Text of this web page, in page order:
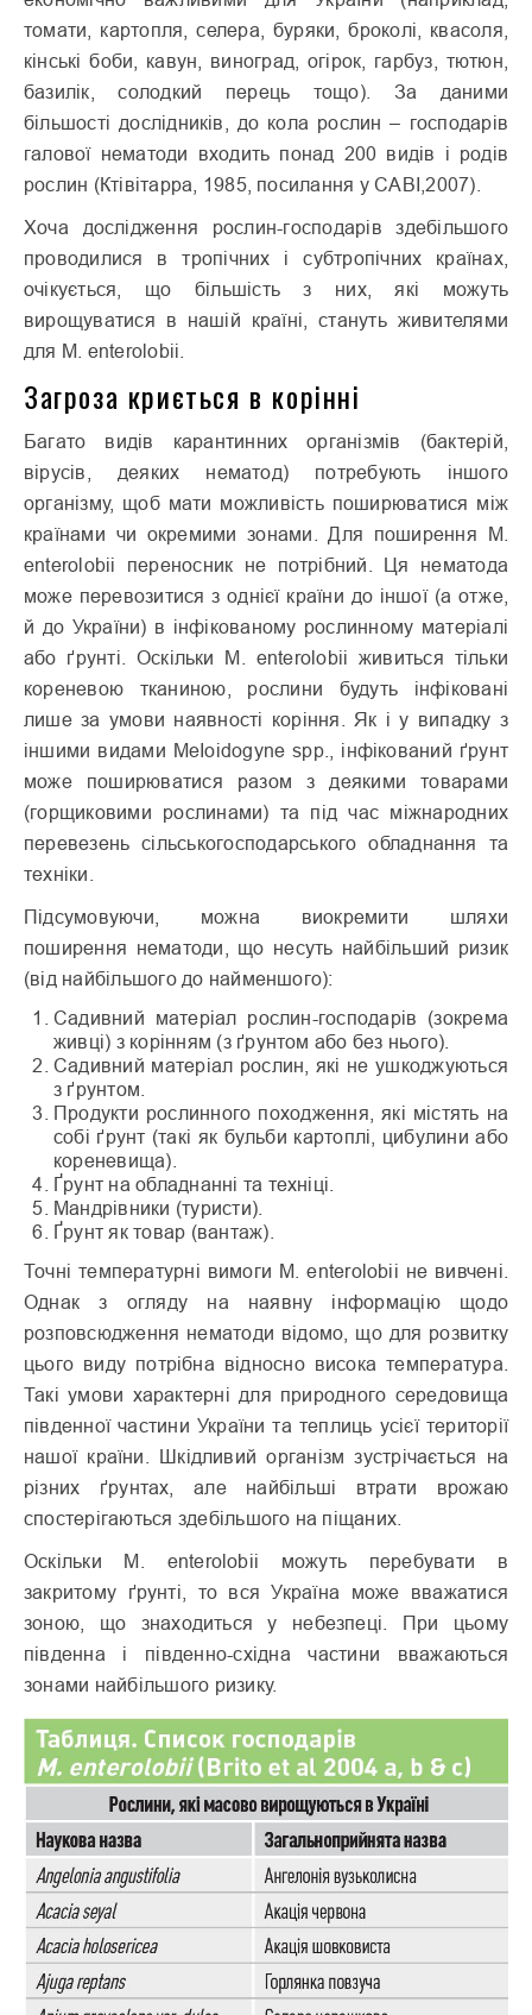
томати, картопля, селера, буряки, броколі, квасоля,
кінські боби, кавун, виноград, огірок, гарбуз, тютюн,
базилік, солодкий перець тощо). За даними
більшості дослідників, до кола рослин – господарів
галової нематоди входить понад 200 видів і родів
рослин (Ктівітарра, 1985, посилання у САВІ,2007).
Хоча дослідження рослин-господарів здебільшого
проводилися в тропічних і субтропічних країнах,
очікується, що більшість з них, які можуть
вирощуватися в нашій країні, стануть живителями
для М. enterolobii.
Загроза криється в корінні
Багато видів карантинних організмів (бактерій,
вірусів, деяких нематод) потребують іншого
організму, щоб мати можливість поширюватися між
країнами чи окремими зонами. Для поширення М.
enterolobii переносник не потрібний. Ця нематода
може перевозитися з однієї країни до іншої (а отже,
й до України) в інфікованому рослинному матеріалі
або ґрунті. Оскільки М. enterolobii живиться тільки
кореневою тканиною, рослини будуть інфіковані
лише за умови наявності коріння. Як і у випадку з
іншими видами МеІоidogyne sрр., інфікований ґрунт
може поширюватися разом з деякими товарами
(горщиковими рослинами) та під час міжнародних
перевезень сільськогосподарського обладнання та
техніки.
Підсумовуючи, можна виокремити шляхи
поширення нематоди, що несуть найбільший ризик
(від найбільшого до найменшого):
Садивний матеріал рослин-господарів (зокрема
живці) з корінням (з ґрунтом або без нього).
Садивний матеріал рослин, які не ушкоджуються
з ґрунтом.
Продукти рослинного походження, які містять на
собі ґрунт (такі як бульби картоплі, цибулини або
кореневища).
Ґрунт на обладнанні та техніці.
Мандрівники (туристи).
Ґрунт як товар (вантаж).
Точні температурні вимоги М. enterolobii не вивчені.
Однак з огляду на наявну інформацію щодо
розповсюдження нематоди відомо, що для розвитку
цього виду потрібна відносно висока температура.
Такі умови характерні для природного середовища
південної частини України та теплиць усієї території
нашої країни. Шкідливий організм зустрічається на
різних ґрунтах, але найбільші втрати врожаю
спостерігаються здебільшого на піщаних.
Оскільки М. enterolobii можуть перебувати в
закритому ґрунті, то вся Україна може вважатися
зоною, що знаходиться у небезпеці. При цьому
південна і південно-східна частини вважаються
зонами найбільшого ризику.